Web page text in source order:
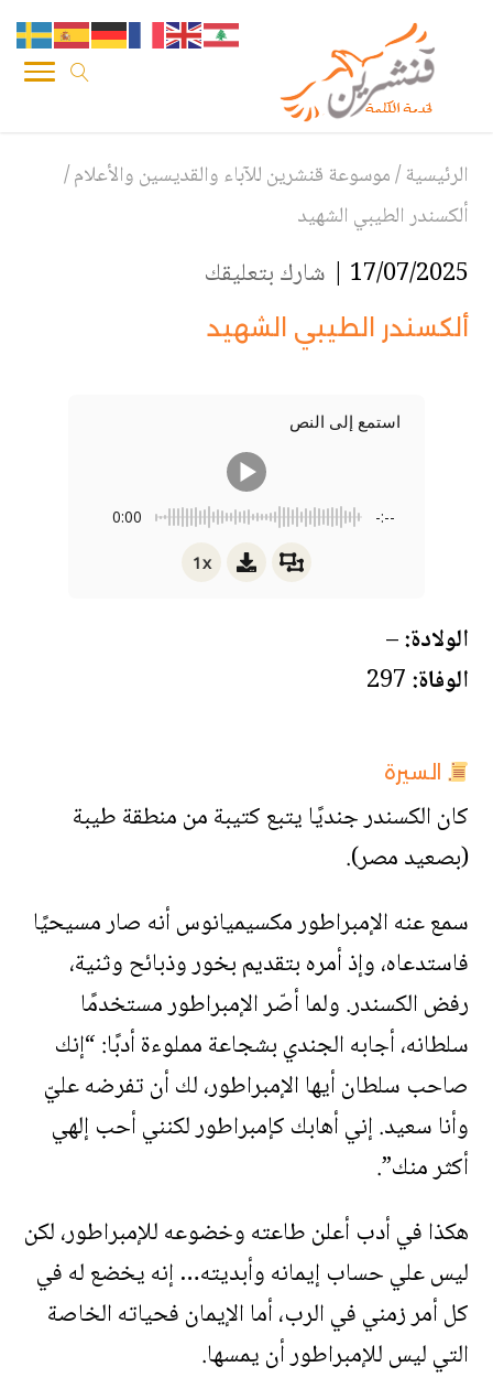
الرئيسية/موسوعة قنشرين للآباء والقديسين والأعلام/
ألكسندر الطيبي الشهيد
17/07/2025 | شارك بتعليقك
ألكسندر الطيبي الشهيد
استمع إلى النص
0:00 -:--
1x
الولادة:–
الوفاة:
السيرة
كان الكسندر جنديًا يتبع كتيبة من منطقة طيبة
(بصعيد مصر).
سمع عنه الإمبراطور مكسيميانوس أنه صار مسيحيًا
فاستدعاه، وإذ أمره بتقديم بخور وذبائح وثنية،
رفض الكسندر. ولما أصّر الإمبراطور مستخدمًا
سلطانه، أجابه الجندي بشجاعة مملوءة أدبًا: “إنك
صاحب سلطان أيها الإمبراطور، لك أن تفرضه عليّ
وأنا سعيد. إني أهابك كإمبراطور لكنني أحب إلهي
أكثر منك”.
هكذا في أدب أعلن طاعته وخضوعه للإمبراطور، لكن
ليس علي حساب إيمانه وأبديته… إنه يخضع له في
كل أمر زمني في الرب، أما الإيمان فحياته الخاصة
التي ليس للإمبراطور أن يمسها.